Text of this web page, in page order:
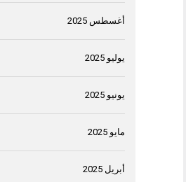
أغسطس 2025
يوليو 2025
يونيو 2025
مايو 2025
أبريل 2025